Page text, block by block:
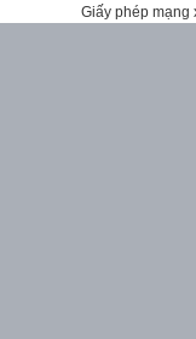
Giấy phép mạng